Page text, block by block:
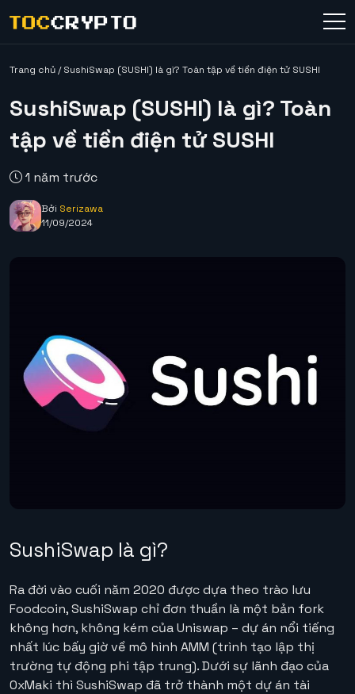
Trang chủ/SushiSwap (SUSHI) là gì? Toàn tập về tiền điện tử SUSHI
SushiSwap (SUSHI) là gì? Toàn
tập về tiền điện tử SUSHI
1 năm trước
Bởi Serizawa
11/09/2024
SushiSwap là gì?
Ra đời vào cuối năm 2020 được dựa theo trào lưu
Foodcoin, SushiSwap chỉ đơn thuần là một bản fork
không hơn, không kém của Uniswap – dự án nổi tiếng
nhất lúc bấy giờ về mô hình AMM (trình tạo lập thị
trường tự động phi tập trung). Dưới sự lãnh đạo của
0xMaki thì SushiSwap đã trở thành một dự án tài